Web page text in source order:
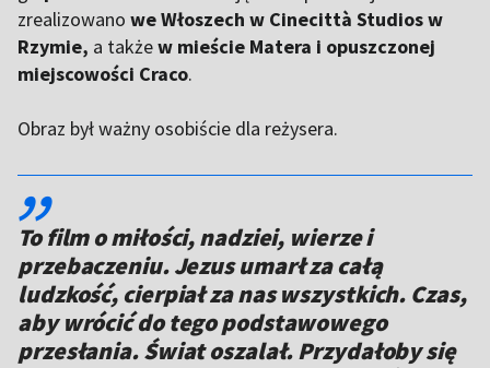
zrealizowano we Włoszech w Cinecittà Studios w
Rzymie, a takżew mieście Matera i opuszczonej
miejscowości Craco.
Obraz był ważny osobiście dla reżysera.
,,
To film o miłości, nadziei, wierze i
przebaczeniu. Jezus umarł za całą
ludzkość, cierpiał za nas wszystkich. Czas,
aby wrócić do tego podstawowego
przesłania. Świat oszalał. Przydałoby się